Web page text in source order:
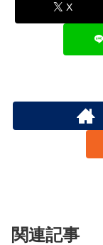
X
関連記事